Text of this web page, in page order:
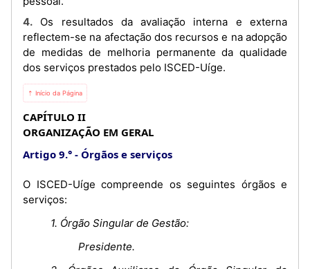
4. Os resultados da avaliação interna e externa
reflectem-se na afectação dos recursos e na adopção
de medidas de melhoria permanente da qualidade
dos serviços prestados pelo ISCED-Uíge.
⇡ Início da Página
CAPÍTULO II
ORGANIZAÇÃO EM GERAL
Artigo 9.°
Órgãos e serviços
O ISCED-Uíge compreende os seguintes órgãos e
serviços:
1. Órgão Singular de Gestão:
Presidente.